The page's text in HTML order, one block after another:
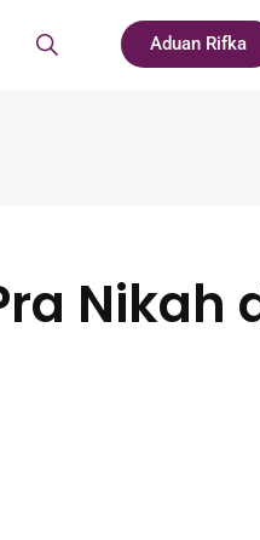
Aduan Rifka
Nikah